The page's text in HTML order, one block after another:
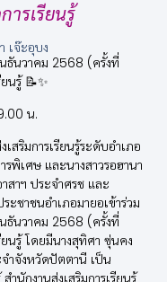
ารเรียนรู้
เจ๊ะอุบง
ธันวาคม 2568 (ครั้งที่
นรู้ 📝✨
น.
สริมการเรียนรู้ระดับอำเภอ
พิเศษ และนางสาวรอฮานา
สาฯ ประจำศรช และ
ะชาชนอำเภอมายอเข้าร่วม
ธันวาคม 2568 (ครั้งที่
นรู้ โดยมีนางสุทิศา ซุ่นคง
จำจังหวัดปัตตานี เป็น
ำนักงานส่งเสริมการเรียนรู้